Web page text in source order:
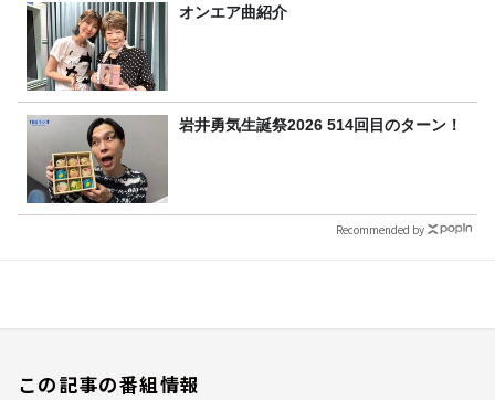
オンエア曲紹介
岩井勇気生誕祭2026 514回目のターン！
Recommended by
この記事の番組情報